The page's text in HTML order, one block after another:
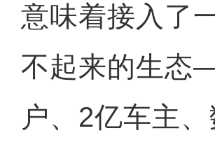
意味着接入了
不起来的生态
户、2亿车主